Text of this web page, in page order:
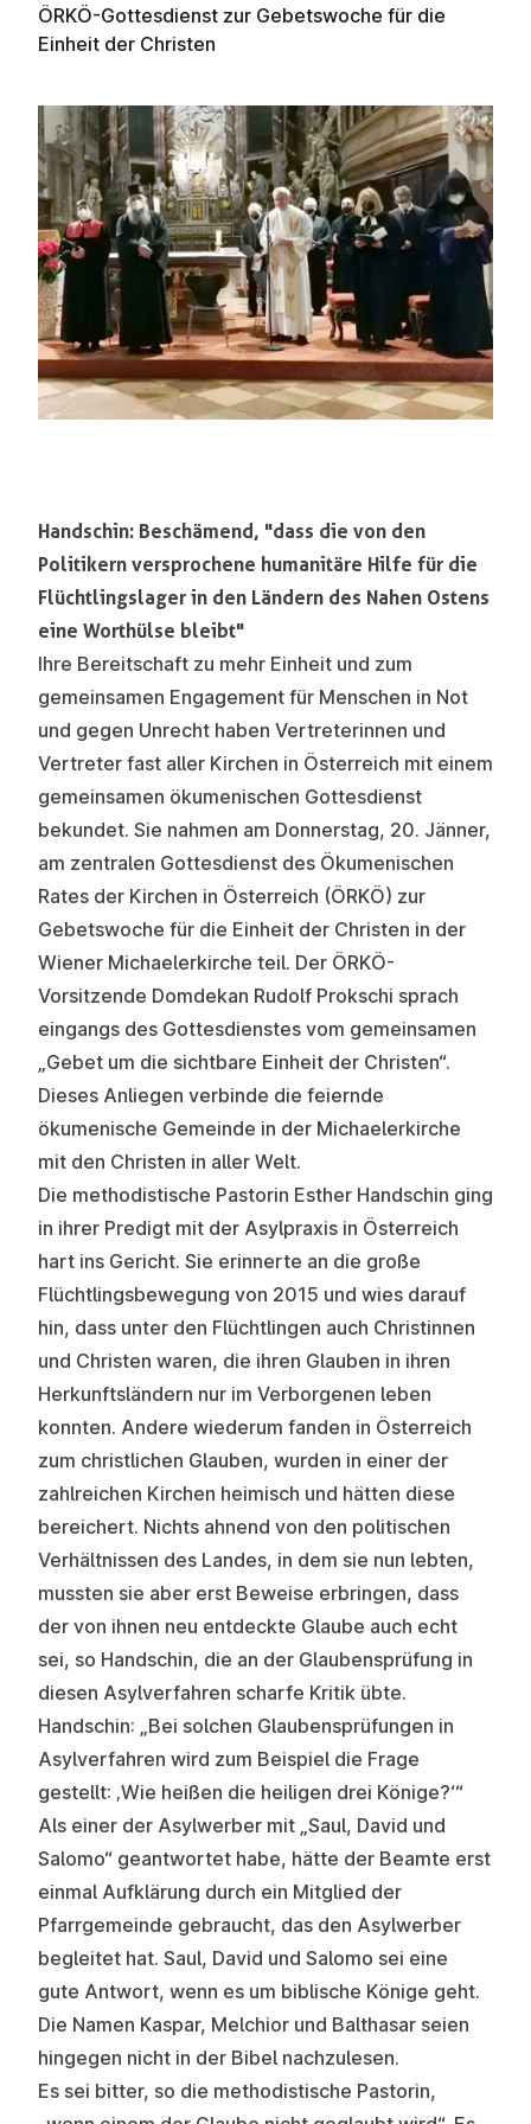
ÖRKÖ-Gottesdienst zur Gebetswoche für die
Einheit der Christen
Handschin: Beschämend, "dass die von den
Politikern versprochene humanitäre Hilfe für die
Flüchtlingslager in den Ländern des Nahen Ostens
eine Worthülse bleibt"
Ihre Bereitschaft zu mehr Einheit und zum
gemeinsamen Engagement für Menschen in Not
und gegen Unrecht haben Vertreterinnen und
Vertreter fast aller Kirchen in Österreich mit einem
gemeinsamen ökumenischen Gottesdienst
bekundet. Sie nahmen am Donnerstag, 20. Jänner,
am zentralen Gottesdienst des Ökumenischen
Rates der Kirchen in Österreich (ÖRKÖ) zur
Gebetswoche für die Einheit der Christen in der
Wiener Michaelerkirche teil. Der ÖRKÖ-
Vorsitzende Domdekan Rudolf Prokschi sprach
eingangs des Gottesdienstes vom gemeinsamen
„Gebet um die sichtbare Einheit der Christen“.
Dieses Anliegen verbinde die feiernde
ökumenische Gemeinde in der Michaelerkirche
mit den Christen in aller Welt.
Die methodistische Pastorin Esther Handschin ging
in ihrer Predigt mit der Asylpraxis in Österreich
hart ins Gericht. Sie erinnerte an die große
Flüchtlingsbewegung von 2015 und wies darauf
hin, dass unter den Flüchtlingen auch Christinnen
und Christen waren, die ihren Glauben in ihren
Herkunftsländern nur im Verborgenen leben
konnten. Andere wiederum fanden in Österreich
zum christlichen Glauben, wurden in einer der
zahlreichen Kirchen heimisch und hätten diese
bereichert. Nichts ahnend von den politischen
Verhältnissen des Landes, in dem sie nun lebten,
mussten sie aber erst Beweise erbringen, dass
der von ihnen neu entdeckte Glaube auch echt
sei, so Handschin, die an der Glaubensprüfung in
diesen Asylverfahren scharfe Kritik übte.
Handschin: „Bei solchen Glaubensprüfungen in
Asylverfahren wird zum Beispiel die Frage
gestellt: ‚Wie heißen die heiligen drei Könige?‘“
Als einer der Asylwerber mit „Saul, David und
Salomo“ geantwortet habe, hätte der Beamte erst
einmal Aufklärung durch ein Mitglied der
Pfarrgemeinde gebraucht, das den Asylwerber
begleitet hat. Saul, David und Salomo sei eine
gute Antwort, wenn es um biblische Könige geht.
Die Namen Kaspar, Melchior und Balthasar seien
hingegen nicht in der Bibel nachzulesen.
Es sei bitter, so die methodistische Pastorin,